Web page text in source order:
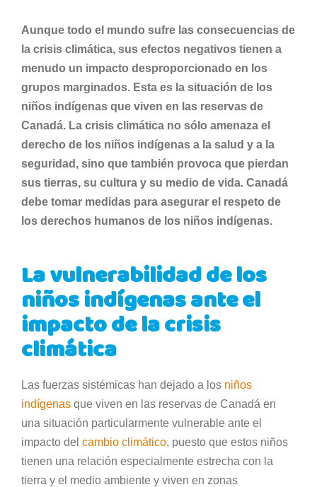
Aunque todo el mundo sufre las consecuencias de
la crisis climática, sus efectos negativos tienen a
menudo un impacto desproporcionado en los
grupos marginados. Esta es la situación de los
niños indígenas que viven en las reservas de
Canadá. La crisis climática no sólo amenaza el
derecho de los niños indígenas a la salud y a la
seguridad, sino que también provoca que pierdan
sus tierras, su cultura y su medio de vida. Canadá
debe tomar medidas para asegurar el respeto de
los derechos humanos de los niños indígenas.
La vulnerabilidad de los
niños indígenas ante el
impacto de la crisis
climática
Las fuerzas sistémicas han dejado a los niños
indígenas que viven en las reservas de Canadá en
una situación particularmente vulnerable ante el
impacto del cambio climático, puesto que estos niños
tienen una relación especialmente estrecha con la
tierra y el medio ambiente y viven en zonas